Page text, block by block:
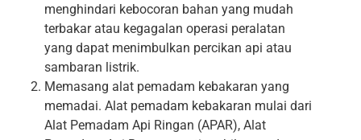
menghindari kebocoran bahan yang mudah
terbakar atau kegagalan operasi peralatan
yang dapat menimbulkan percikan api atau
sambaran listrik.
Memasang alat pemadam kebakaran yang
memadai. Alat pemadam kebakaran mulai dari
Alat Pemadam Api Ringan (APAR), Alat